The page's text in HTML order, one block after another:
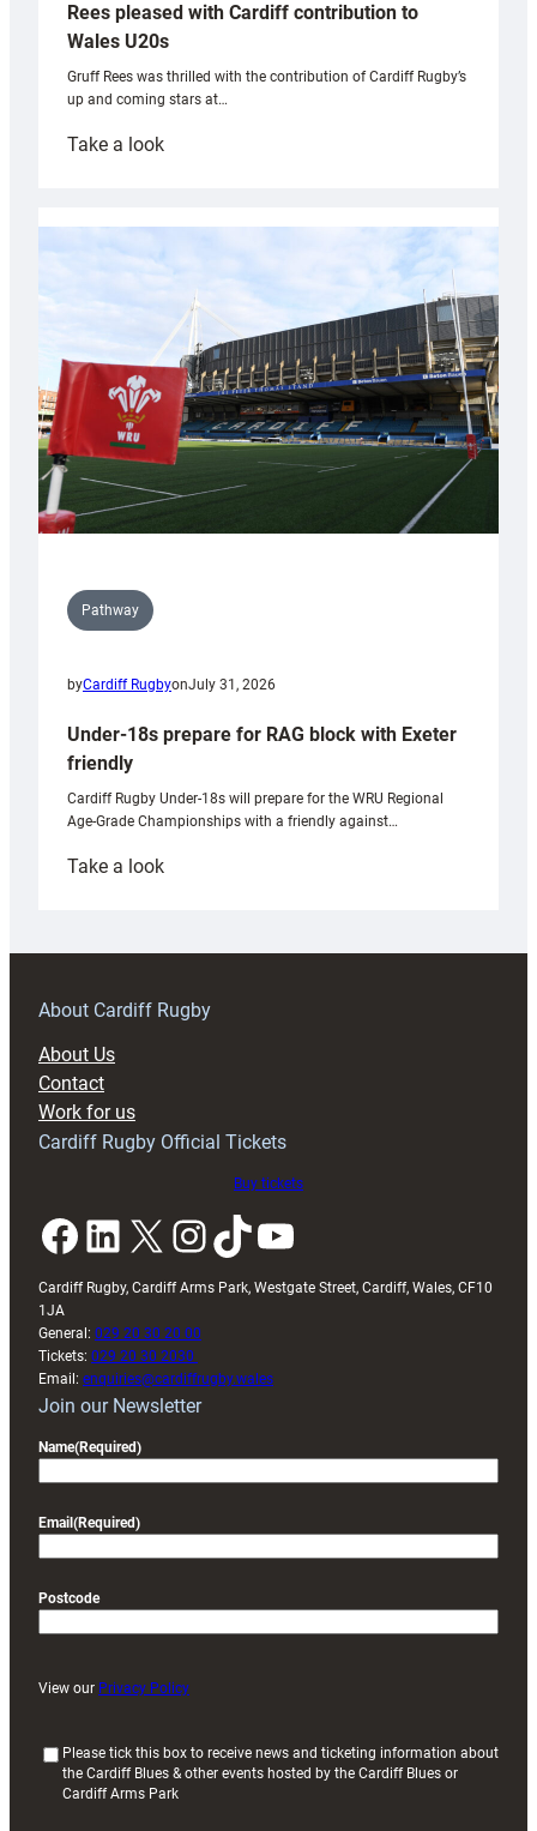
Rees pleased with Cardiff contribution to
Wales U20s
Gruff Rees was thrilled with the contribution of Cardiff Rugby’s
up and coming stars at…
Take a look:
with
Cardiff
contribution
Wales
U20s
Pathway
byCardiff RugbyonJuly 31, 2026
Under-18s prepare for RAG block with Exeter
friendly
Cardiff Rugby Under-18s will prepare for the WRU Regional
Age-Grade Championships with a friendly against…
Take a look:
prepare
RAG
About Cardiff Rugby
About Us
Contact
Work for us
Cardiff Rugby Official Tickets
Buy tickets
Facebook LinkedIn X InstagramTikTok YouTube
Cardiff Rugby, Cardiff Arms Park, Westgate Street, Cardiff, Wales, CF10
1JA
General: 029 20 30 20 00
Tickets: 029 20 30 2030
Email: enquiries@cardiffrugby.wales
Join our Newsletter
Name(Required)
Email (Required)
Postcode
View our Privacy Policy
Please tick this box to receive news and ticketing information about
the Cardiff Blues & other events hosted by the Cardiff Blues or
Cardiff Arms Park